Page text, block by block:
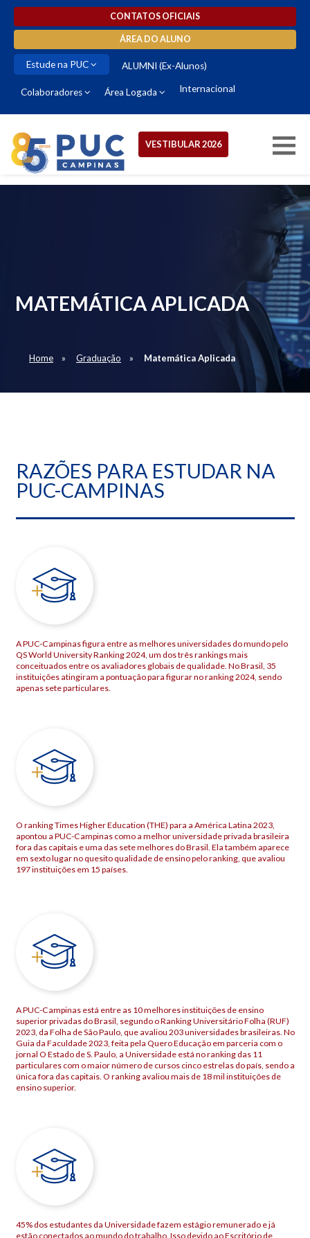
CONTATOS OFICIAIS
ÁREA DO ALUNO
Estude na PUC ALUMNI (Ex-Alunos)
Colaboradores Área Logada Internacional
VESTIBULAR 2026
MATEMÁTICA APLICADA
Home Graduação Matemática Aplicada
RAZÕES PARA ESTUDAR NA
PUC-CAMPINAS
A PUC-Campinas figura entre as melhores universidades do mundo pelo
QS World University Ranking 2024, um dos três rankings mais
conceituados entre os avaliadores globais de qualidade. No Brasil, 35
instituições atingiram a pontuação para figurar no ranking 2024, sendo
apenas sete particulares.
O ranking Times Higher Education (THE) para a América Latina 2023,
apontou a PUC-Campinas como a melhor universidade privada brasileira
fora das capitais e uma das sete melhores do Brasil. Ela também aparece
em sexto lugar no quesito qualidade de ensino pelo ranking, que avaliou
197 instituições em 15 países.
A PUC-Campinas está entre as 10 melhores instituições de ensino
superior privadas do Brasil, segundo o Ranking Universitário Folha (RUF)
2023, da Folha de São Paulo, que avaliou 203 universidades brasileiras. No
Guia da Faculdade 2023, feita pela Quero Educação em parceria com o
jornal O Estado de S. Paulo, a Universidade está no ranking das 11
particulares com o maior número de cursos cinco estrelas do país, sendo a
única fora das capitais. O ranking avaliou mais de 18 mil instituições de
ensino superior.
45% dos estudantes da Universidade fazem estágio remunerado e já
estão conectados ao mundo do trabalho. Isso devido ao Escritório de
VESTIBULAR 2026